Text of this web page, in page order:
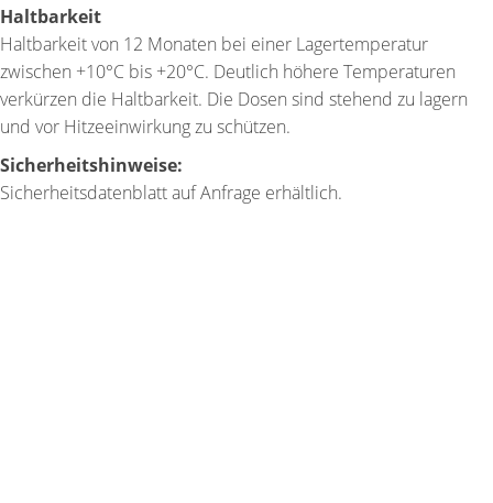
Haltbarkeit
Haltbarkeit von 12 Monaten bei einer Lagertemperatur
zwischen +10°C bis +20°C. Deutlich höhere Temperaturen
verkürzen die Haltbarkeit. Die Dosen sind stehend zu lagern
und vor Hitzeeinwirkung zu schützen.
Sicherheitshinweise:
Sicherheitsdatenblatt auf Anfrage erhältlich.